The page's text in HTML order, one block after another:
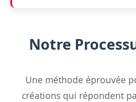
Notre
Une méthode éprouvée
créations qui répondent